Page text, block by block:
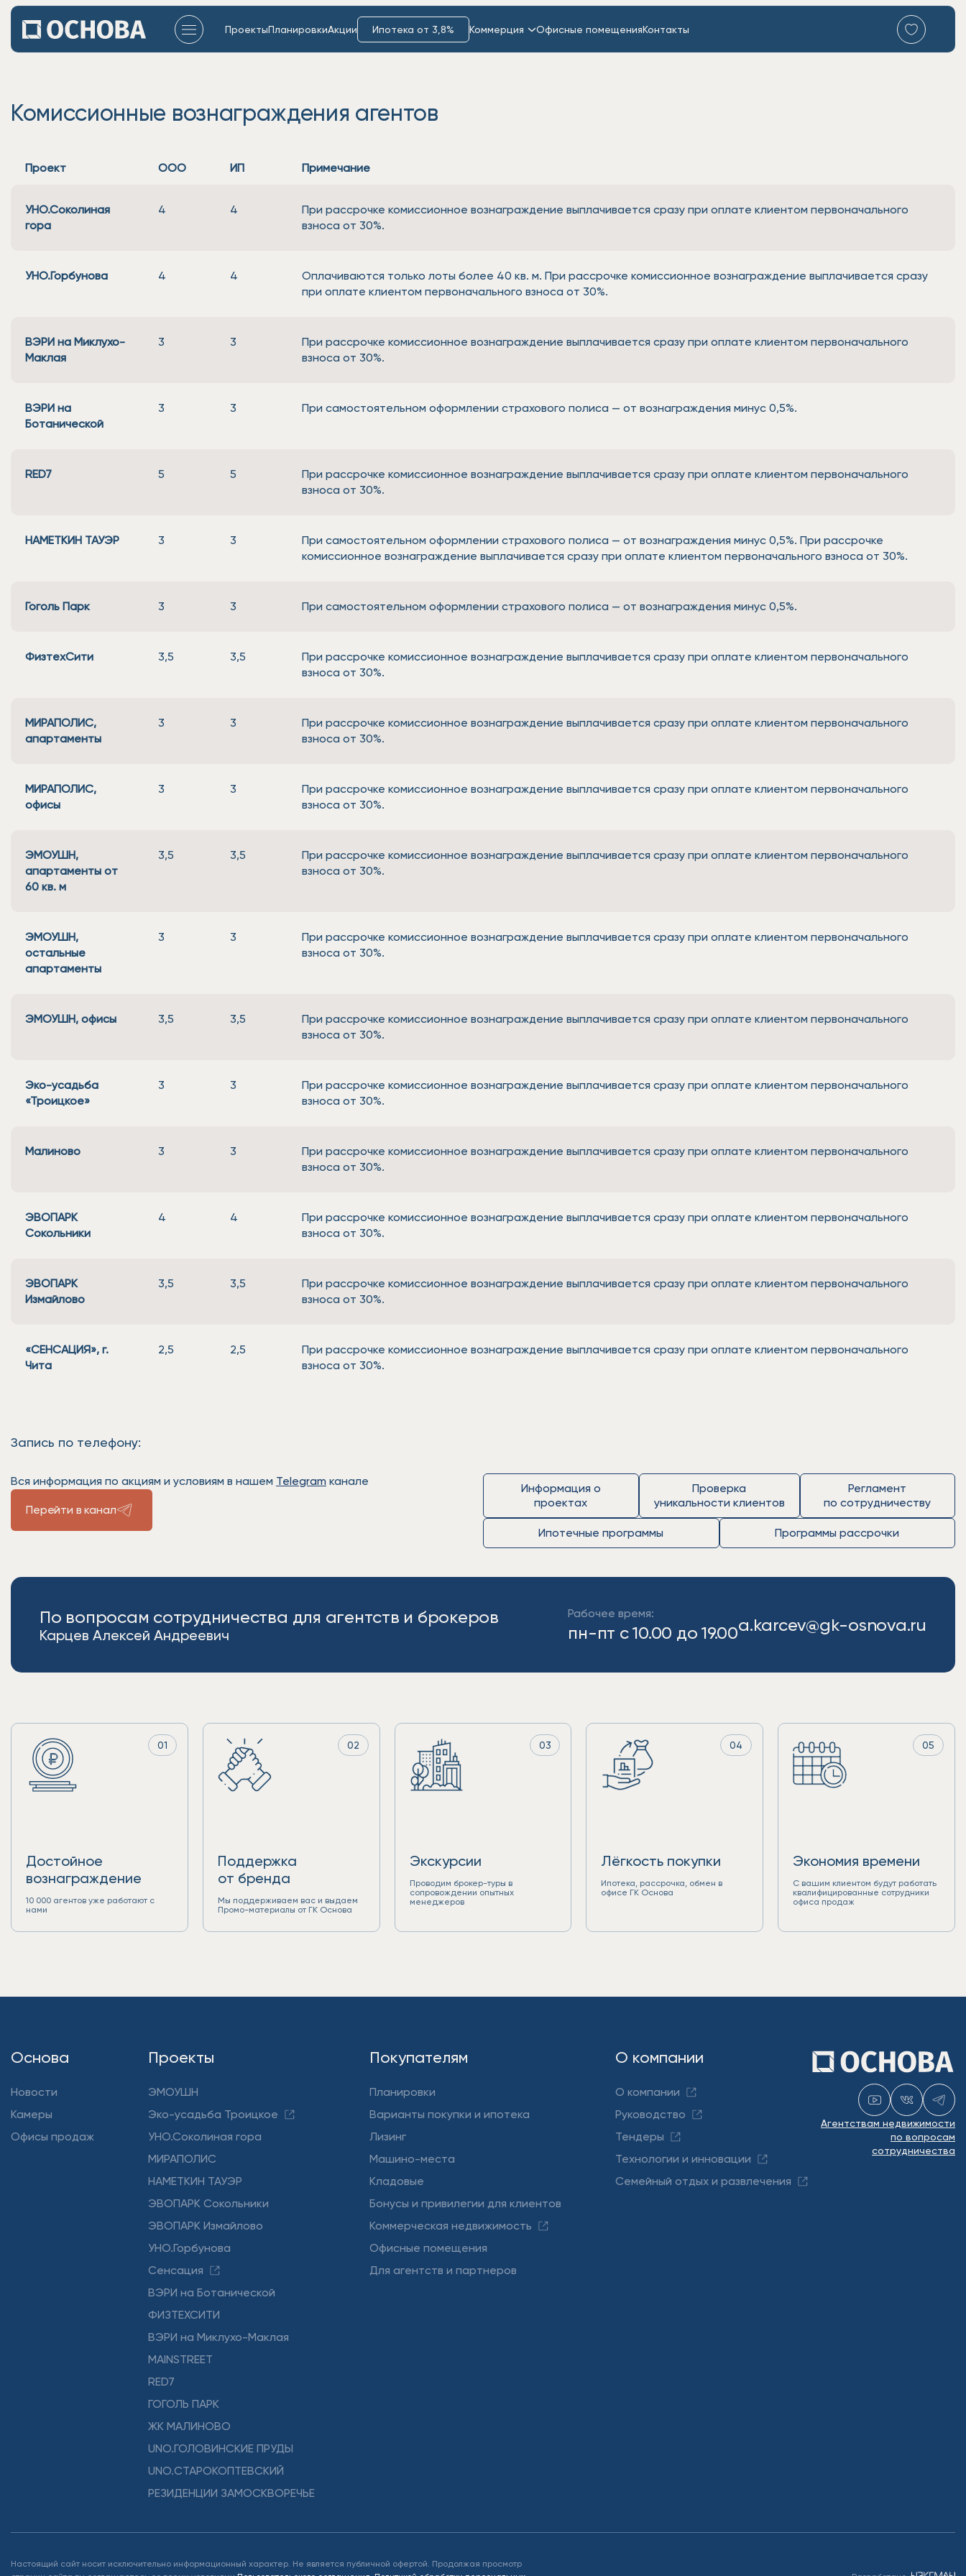
ПроектыПланировкиАкции Ипотека от 3,8% Коммерция Офисные помещенияКонтакты
Комиссионные вознаграждения агентов
Проект ООО ИП Примечание
УНО.Соколиная
гора
4 4
При рассрочке комиссионное вознаграждение выплачивается сразу при оплате клиентом первоначального
взноса от 30%.
УНО.Горбунова 4 4
Оплачиваются только лоты более 40 кв. м. При рассрочке комиссионное вознаграждение выплачивается сразу
при оплате клиентом первоначального взноса от 30%.
ВЭРИ на Миклухо-
Маклая
3 3
При рассрочке комиссионное вознаграждение выплачивается сразу при оплате клиентом первоначального
взноса от 30%.
ВЭРИ на
Ботанической
3 3 При самостоятельном оформлении страхового полиса — от вознаграждения минус 0,5%.
RED7 5 5
При рассрочке комиссионное вознаграждение выплачивается сразу при оплате клиентом первоначального
взноса от 30%.
НАМЕТКИН ТАУЭР 3 3
При самостоятельном оформлении страхового полиса — от вознаграждения минус 0,5%. При рассрочке
комиссионное вознаграждение выплачивается сразу при оплате клиентом первоначального взноса от 30%.
Гоголь Парк 3 3 При самостоятельном оформлении страхового полиса — от вознаграждения минус 0,5%.
ФизтехСити 3,5 3,5
При рассрочке комиссионное вознаграждение выплачивается сразу при оплате клиентом первоначального
взноса от 30%.
МИРАПОЛИС,
апартаменты
3 3
При рассрочке комиссионное вознаграждение выплачивается сразу при оплате клиентом первоначального
взноса от 30%.
МИРАПОЛИС,
офисы
3 3
При рассрочке комиссионное вознаграждение выплачивается сразу при оплате клиентом первоначального
взноса от 30%.
ЭМОУШН,
апартаменты от
60 кв. м
3,5 3,5
При рассрочке комиссионное вознаграждение выплачивается сразу при оплате клиентом первоначального
взноса от 30%.
ЭМОУШН,
остальные
апартаменты
3 3
При рассрочке комиссионное вознаграждение выплачивается сразу при оплате клиентом первоначального
взноса от 30%.
ЭМОУШН, офисы 3,5 3,5
При рассрочке комиссионное вознаграждение выплачивается сразу при оплате клиентом первоначального
взноса от 30%.
Эко-усадьба
«Троицкое»
3 3
При рассрочке комиссионное вознаграждение выплачивается сразу при оплате клиентом первоначального
взноса от 30%.
Малиново 3 3
При рассрочке комиссионное вознаграждение выплачивается сразу при оплате клиентом первоначального
взноса от 30%.
ЭВОПАРК
Сокольники
4 4
При рассрочке комиссионное вознаграждение выплачивается сразу при оплате клиентом первоначального
взноса от 30%.
ЭВОПАРК
Измайлово
3,5 3,5
При рассрочке комиссионное вознаграждение выплачивается сразу при оплате клиентом первоначального
взноса от 30%.
«СЕНСАЦИЯ», г.
Чита
2,5 2,5
При рассрочке комиссионное вознаграждение выплачивается сразу при оплате клиентом первоначального
взноса от 30%.
Запись по телефону:
Вся информация по акциям и условиям в нашем Telegram канале
Перейти в канал
Информация о
проектах
Проверка
уникальности клиентов
Регламент
по сотрудничеству
Ипотечные программы Программы рассрочки
По вопросам сотрудничества для агентств и брокеров
Карцев Алексей Андреевич
Рабочее время:
пн-пт с 10.00 до 19.00a.karcev@gk-osnova.ru
01
Достойное
вознаграждение
10 000 агентов уже работают с
нами
02
Поддержка
от бренда
Мы поддерживаем вас и выдаем
Промо-материалы от ГК Основа
03
Экскурсии
Проводим брокер-туры в
сопровождении опытных
менеджеров
04
Лёгкость покупки
Ипотека, рассрочка, обмен в
офисе ГК Основа
05
Экономия времени
С вашим клиентом будут работать
квалифицированные сотрудники
офиса продаж
Основа
Новости
Камеры
Офисы продаж
Проекты
ЭМОУШН
Эко-усадьба Троицкое
УНО.Соколиная гора
МИРАПОЛИС
НАМЕТКИН ТАУЭР
ЭВОПАРК Сокольники
ЭВОПАРК Измайлово
УНО.Горбунова
Сенсация
ВЭРИ на Ботанической
ФИЗТЕХСИТИ
ВЭРИ на Миклухо-Маклая
MAINSTREET
RED7
ГОГОЛЬ ПАРК
ЖК МАЛИНОВО
UNO.ГОЛОВИНСКИЕ ПРУДЫ
UNO.СТАРОКОПТЕВСКИЙ
РЕЗИДЕНЦИИ ЗАМОСКВОРЕЧЬЕ
Покупателям
Планировки
Варианты покупки и ипотека
Лизинг
Машино-места
Кладовые
Бонусы и привилегии для клиентов
Коммерческая недвижимость
Офисные помещения
Для агентств и партнеров
О компании
О компании
Руководство
Тендеры
Технологии и инновации
Семейный отдых и развлечения
Агентствам недвижимости
по вопросам
сотрудничества
Настоящий сайт носит исключительно информационный характер. Не является публичной офертой. Продолжая просмотр